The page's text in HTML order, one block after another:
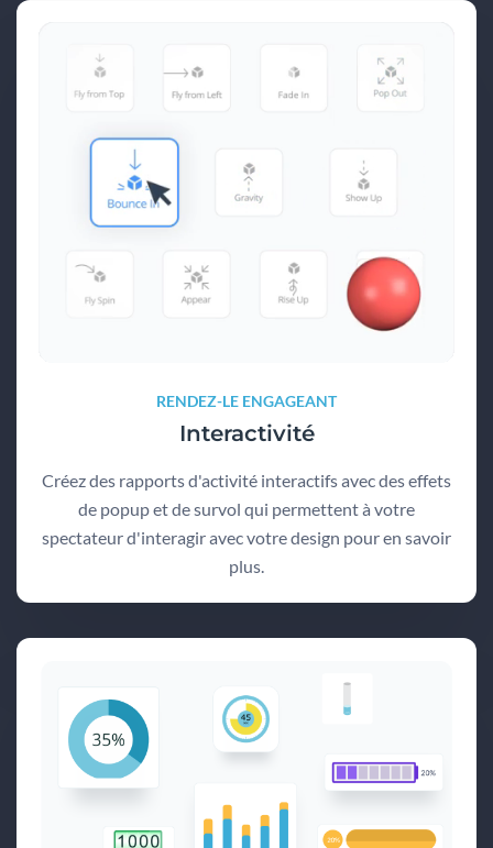
RENDEZ-LE ENGAGEANT
Interactivité
Créez des rapports d'activité interactifs avec des effets
de popup et de survol qui permettent à votre
spectateur d'interagir avec votre design pour en savoir
plus.